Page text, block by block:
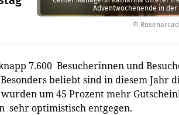
©
Adventwochenende in
7.600 Besucherinnen und
beliebt sind in diesem Jahr
um 45 Prozent mehr
sehr optimistisch entgegen.